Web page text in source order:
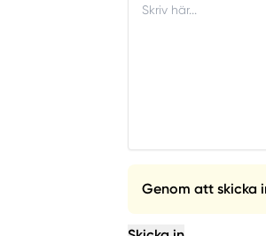
Genom att skicka